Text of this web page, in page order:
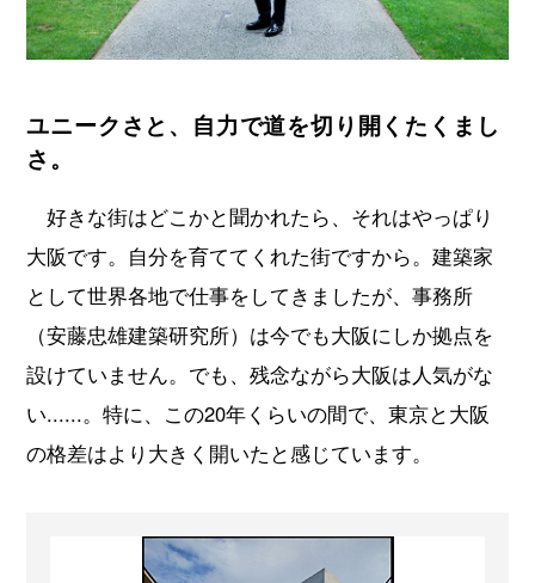
ユニークさと、自力で道を切り開くたくまし
さ。
好きな街はどこかと聞かれたら、それはやっぱり
大阪です。自分を育ててくれた街ですから。建築家
として世界各地で仕事をしてきましたが、事務所
（安藤忠雄建築研究所）は今でも大阪にしか拠点を
設けていません。でも、残念ながら大阪は人気がな
い......。特に、この20年くらいの間で、東京と大阪
の格差はより大きく開いたと感じています。